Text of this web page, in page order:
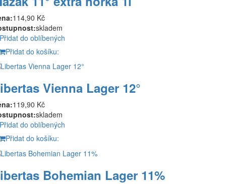
114,90 Kč
skladem
Přidat do oblíbených
Přidat do košíku:
Vienna Lager 12°
119,90 Kč
skladem
Přidat do oblíbených
Přidat do košíku:
Bohemian Lager 11%